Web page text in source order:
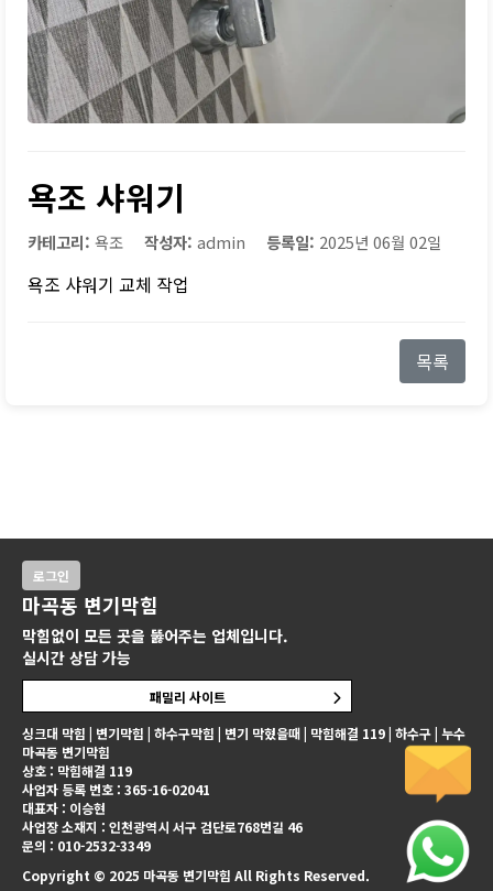
욕조 샤워기
카테고리: 욕조 작성자: admin 등록일: 2025년 06월 02일
욕조 샤워기 교체 작업
목록
싱크대 막힘 | 변기막힘 | 하수구막힘 | 변기 막혔을때 | 막힘해결 119 | 하수구 | 누수
마곡동 변기막힘
상호 : 막힘해결 119
사업자 등록 번호 : 365-16-02041
대표자 : 이승현
사업장 소재지 : 인천광역시 서구 검단로768번길 46
문의 : 010-2532-3349
Copyright © 2025 마곡동 변기막힘 All Rights Reserved.
로그인
마곡동 변기막힘
막힘없이 모든 곳을 뚫어주는 업체입니다.
실시간 상담 가능
패밀리 사이트